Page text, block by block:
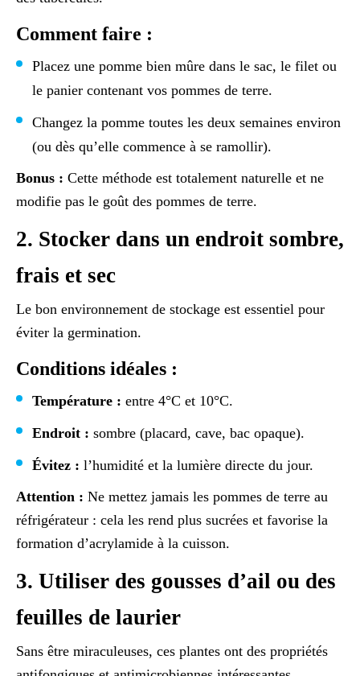
Comment faire :
Placez une pomme bien mûre dans le sac, le filet ou
le panier contenant vos pommes de terre.
Changez la pomme toutes les deux semaines environ
(ou dès qu’elle commence à se ramollir).
Bonus : Cette méthode est totalement naturelle et ne
modifie pas le goût des pommes de terre.
2. Stocker dans un endroit sombre,
frais et sec
Le bon environnement de stockage est essentiel pour
éviter la germination.
Conditions idéales :
Température : entre 4°C et 10°C.
Endroit : sombre (placard, cave, bac opaque).
Évitez : l’humidité et la lumière directe du jour.
Attention : Ne mettez jamais les pommes de terre au
réfrigérateur : cela les rend plus sucrées et favorise la
formation d’acrylamide à la cuisson.
3. Utiliser des gousses d’ail ou des
feuilles de laurier
Sans être miraculeuses, ces plantes ont des propriétés